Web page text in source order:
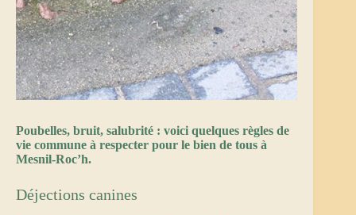
Poubelles, bruit, salubrité : voici quelques règles de
vie commune à respecter pour le bien de tous à
Mesnil-Roc’h.
Déjections canines